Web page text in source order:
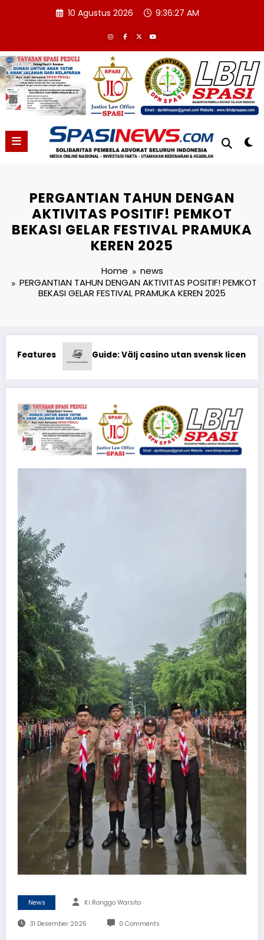
10 Agustus 2026 9:36:27 AM
PERGANTIAN TAHUN DENGAN
AKTIVITAS POSITIF! PEMKOT
BEKASI GELAR FESTIVAL PRAMUKA
KEREN 2025
Home
news
PERGANTIAN TAHUN DENGAN AKTIVITAS POSITIF! PEMKOT
BEKASI GELAR FESTIVAL PRAMUKA KEREN 2025
som accepterar VisaExploring Mostbet 2026: Bonus Şərtləri
News Ki Ronggo Warsito
31 Desember 2025 0 Comments